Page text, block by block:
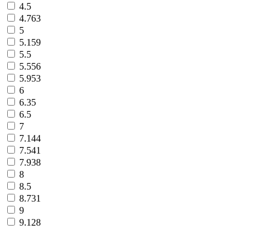
4.5
4.763
5
5.159
5.5
5.556
5.953
6
6.35
6.5
7
7.144
7.541
7.938
8
8.5
8.731
9
9.128